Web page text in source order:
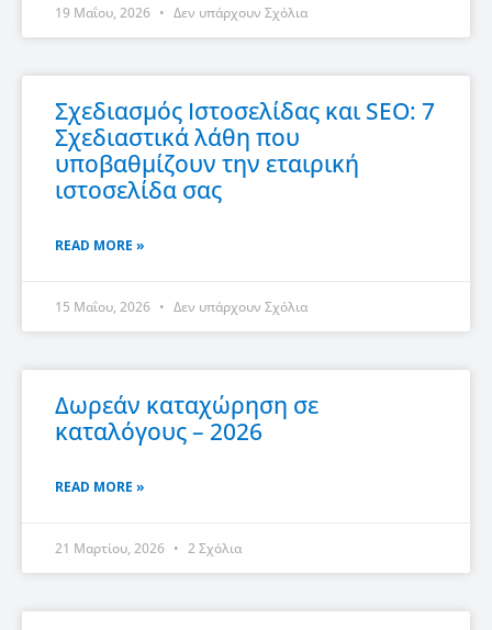
19 Μαΐου, 2026 Δεν υπάρχουν Σχόλια
Σχεδιασμός Ιστοσελίδας και SEO: 7
Σχεδιαστικά λάθη που
υποβαθμίζουν την εταιρική
ιστοσελίδα σας
READ MORE »
15 Μαΐου, 2026 Δεν υπάρχουν Σχόλια
Δωρεάν καταχώρηση σε
καταλόγους – 2026
READ MORE »
21 Μαρτίου, 2026 2 Σχόλια